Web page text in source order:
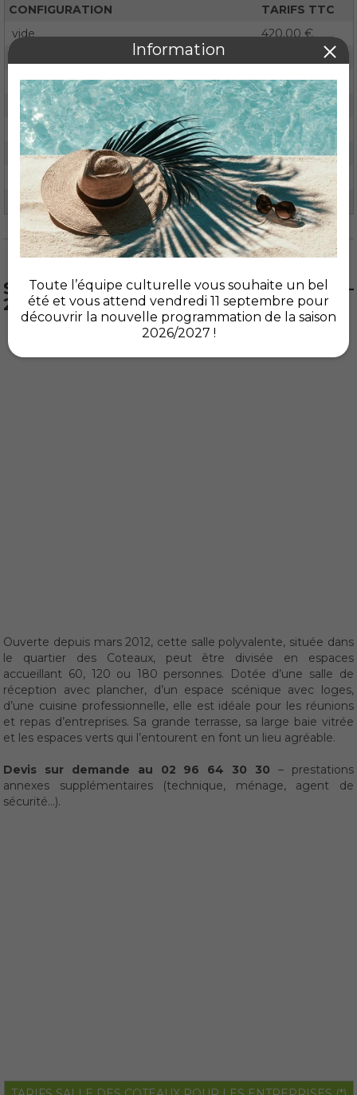
CONFIGURATION
TARIFS TTC
vide
420,00 €
Avec tables et chaises + cuisine + hall
490,00 €
avec gradins + hall
550,00 €
Supplément : mange-debout
5€ pièce
Forfait ssiap
80,00 €
(*) Les tarifs "prestations annexes" s’appliquent également aux tarifs entreprises
Salle des Coteaux – Rue Roger Vercel –
22960 PLEDRAN
Ouverte depuis mars 2012, cette salle polyvalente, située dans
le quartier des Coteaux, peut être divisée en espaces
accueillant 60, 120 ou 180 personnes. Dotée d’une salle de
réception avec plancher, d’un espace scénique avec loges,
d’une cuisine professionnelle, elle est idéale pour les réunions
et repas d’entreprises. Sa grande terrasse, sa large baie vitrée
et les espaces verts qui l’entourent en font un lieu agréable.
Devis sur demande au 02 96 64 30 30 – prestations
annexes supplémentaires (technique, ménage, agent de
sécurité…).
Toute l’équipe culturelle vous souhaite un bel
été et vous attend vendredi 11 septembre pour
découvrir la nouvelle programmation de la saison
2026/2027 !